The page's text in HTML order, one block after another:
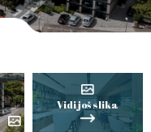
Vidi još slika